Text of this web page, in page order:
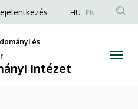
HU EN
és
Intézet